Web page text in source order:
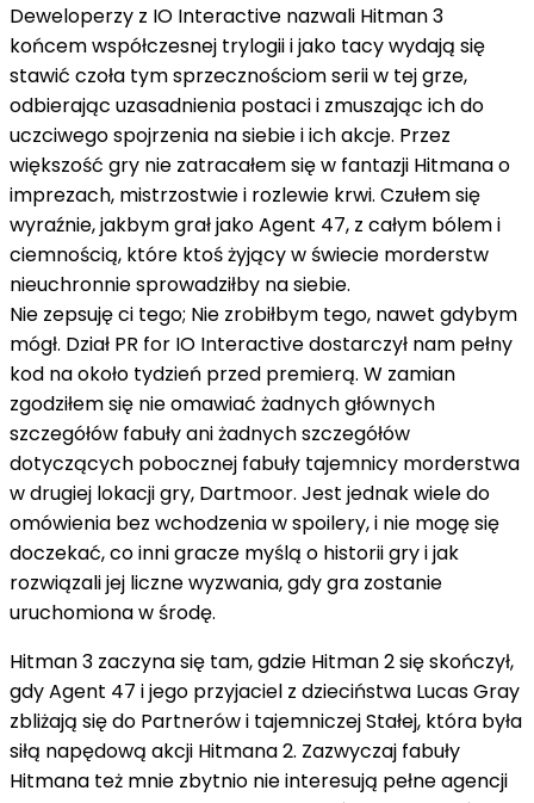
Deweloperzy z IO Interactive nazwali Hitman 3
końcem współczesnej trylogii i jako tacy wydają się
stawić czoła tym sprzecznościom serii w tej grze,
odbierając uzasadnienia postaci i zmuszając ich do
uczciwego spojrzenia na siebie i ich akcje. Przez
większość gry nie zatracałem się w fantazji Hitmana o
imprezach, mistrzostwie i rozlewie krwi. Czułem się
wyraźnie, jakbym grał jako Agent 47, z całym bólem i
ciemnością, które ktoś żyjący w świecie morderstw
nieuchronnie sprowadziłby na siebie.
Nie zepsuję ci tego; Nie zrobiłbym tego, nawet gdybym
mógł. Dział PR for IO Interactive dostarczył nam pełny
kod na około tydzień przed premierą. W zamian
zgodziłem się nie omawiać żadnych głównych
szczegółów fabuły ani żadnych szczegółów
dotyczących pobocznej fabuły tajemnicy morderstwa
w drugiej lokacji gry, Dartmoor. Jest jednak wiele do
omówienia bez wchodzenia w spoilery, i nie mogę się
doczekać, co inni gracze myślą o historii gry i jak
rozwiązali jej liczne wyzwania, gdy gra zostanie
uruchomiona w środę.
Hitman 3 zaczyna się tam, gdzie Hitman 2 się skończył,
gdy Agent 47 i jego przyjaciel z dzieciństwa Lucas Gray
zbliżają się do Partnerów i tajemniczej Stałej, która była
siłą napędową akcji Hitmana 2. Zazwyczaj fabuły
Hitmana też mnie zbytnio nie interesują pełne agencji